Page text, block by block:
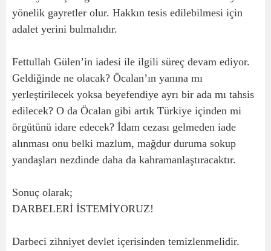
yönelik gayretler olur. Hakkın tesis edilebilmesi için
adalet yerini bulmalıdır.
Fettullah Gülen’in iadesi ile ilgili süreç devam ediyor.
Geldiğinde ne olacak? Öcalan’ın yanına mı
yerleştirilecek yoksa beyefendiye ayrı bir ada mı tahsis
edilecek? O da Öcalan gibi artık Türkiye içinden mi
örgütünü idare edecek? İdam cezası gelmeden iade
alınması onu belki mazlum, mağdur duruma sokup
yandaşları nezdinde daha da kahramanlaştıracaktır.
Sonuç olarak;
DARBELERİ İSTEMİYORUZ!
Darbeci zihniyet devlet içerisinden temizlenmelidir.